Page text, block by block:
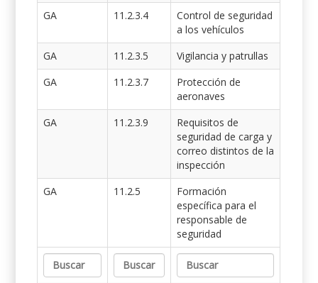
GA
11.2.3.4
Control de seguridad
a los vehículos
GA
11.2.3.5
Vigilancia y patrullas
GA
11.2.3.7
Protección de
aeronaves
GA
11.2.3.9
Requisitos de
seguridad de carga y
correo distintos de la
inspección
GA
11.2.5
Formación
específica para el
responsable de
seguridad